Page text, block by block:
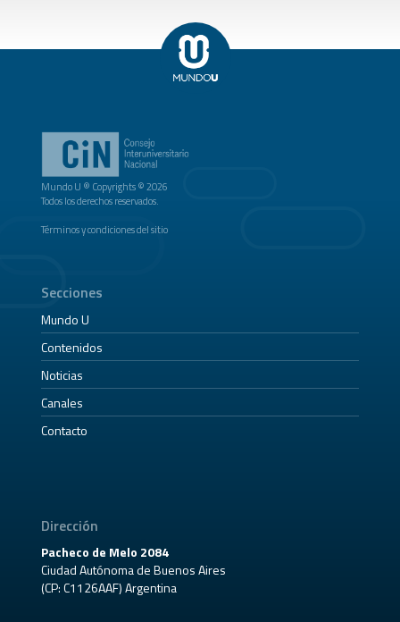
Mundo U ® Copyrights © 2026
Todos los derechos reservados.
Términos y condiciones del sitio
Secciones
Mundo U
Contenidos
Noticias
Canales
Contacto
Dirección
Pacheco de Melo 2084
Ciudad Autónoma de Buenos Aires
(CP: C1126AAF) Argentina